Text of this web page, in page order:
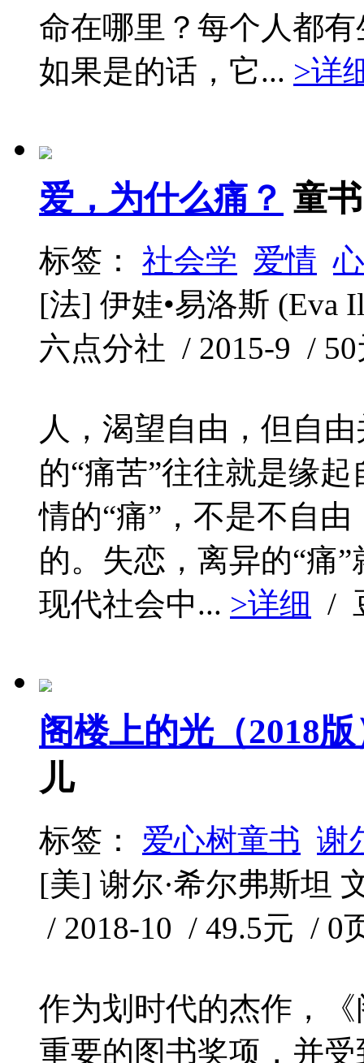
命在哪里？每个人都
如果是的话，它... >详
爱，为什么痛？ 童
标签： 社会学 爱情
[法] 伊娃•易洛斯 (Eva
六点分社 / 2015-9 /
人，渴望自由，但自
的“痛苦”往往就是缘
情的“痛”，不是不自
的。失恋，离异的“痛
现代社会中... >详细 /
阁楼上的光（2018
儿
标签： 爱心树童书 谢
[美] 谢尔·希尔弗斯坦
/ 2018-10 / 49.5元 / 0
作为划时代的杰作，
重要的图书奖项，并